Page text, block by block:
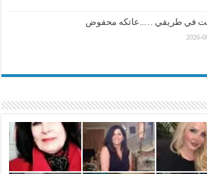
في طريقي …..عاتكه محفوض
2026-